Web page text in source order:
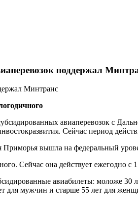
поддержал
авиаперевозок с
Сейчас период
вышла на федеральный
Сейчас она действует ежегодно с
авиабилеты: моложе
для мужчин и старше 55 лет для